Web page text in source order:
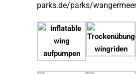
parks.de/parks/